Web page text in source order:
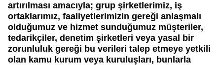
artırılması amacıyla; grup şirketlerimiz, iş
ortaklarımız, faaliyetlerimizin gereği anlaşmalı
olduğumuz ve hizmet sunduğumuz müşteriler,
tedarikçiler, denetim şirketleri veya yasal bir
zorunluluk gereği bu verileri talep etmeye yetkili
olan kamu kurum veya kuruluşları, bunlarla